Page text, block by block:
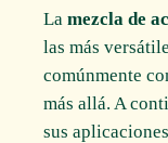
Lamezcla de
las más
comúnmente
más allá. A
sus